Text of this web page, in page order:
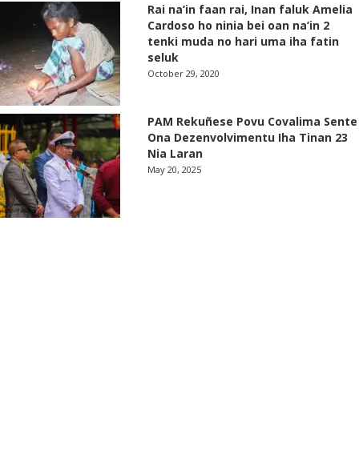
Rai na’in faan rai, Inan faluk Amelia
Cardoso ho ninia bei oan na’in 2
tenki muda no hari uma iha fatin
seluk
October 29, 2020
PAM Rekuñese Povu Covalima Sente
Ona Dezenvolvimentu Iha Tinan 23
Nia Laran
May 20, 2025